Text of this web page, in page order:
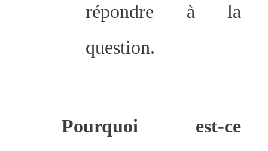
répondre à la
question.
Pourquoi est-ce